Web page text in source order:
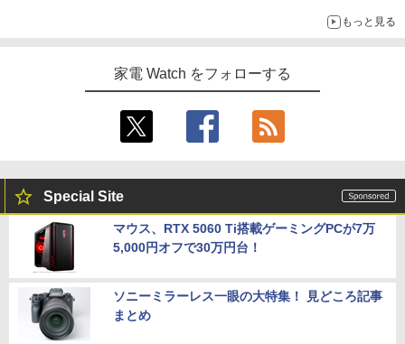
もっと見る
家電 Watch をフォローする
Special Site
マウス、RTX 5060 Ti搭載ゲーミングPCが7万
5,000円オフで30万円台！
ソニーミラーレス一眼の大特集！ 見どころ記事
まとめ